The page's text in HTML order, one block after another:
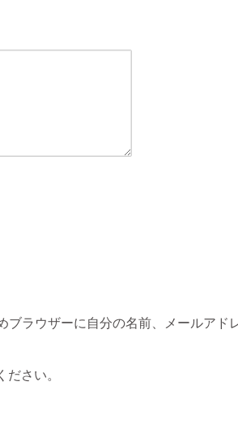
ブラウザーに自分の名前、メールアド
ださい。